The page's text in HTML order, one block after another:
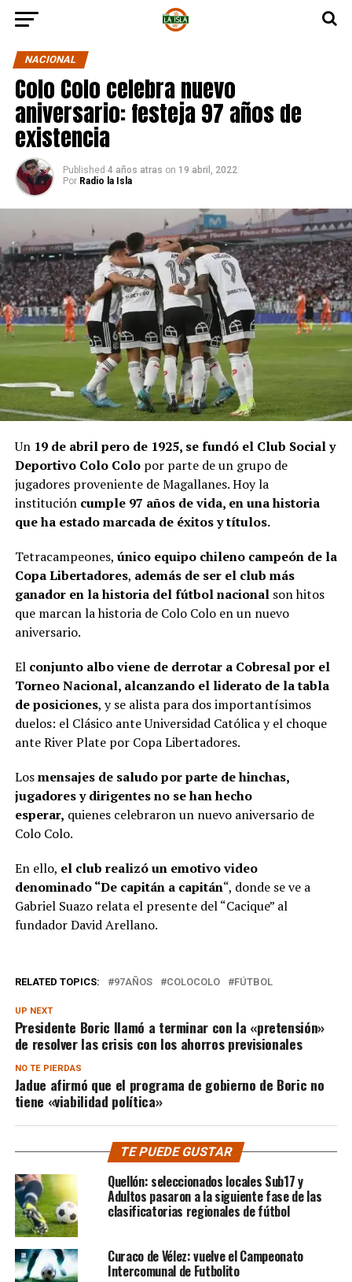
NACIONAL
Colo Colo celebra nuevo
aniversario: festeja 97 años de
existencia
Published 4 años atras on 19 abril, 2022
Por Radio la Isla
Un 19 de abril pero de 1925, se fundó el Club Social y
Deportivo Colo Colopor parte de un grupo de
jugadores proveniente de Magallanes. Hoy la
institución cumple 97 años de vida, en una historia
que ha estado marcada de éxitos y títulos.
Tetracampeones, único equipo chileno campeón de la
Copa Libertadores, además de ser el club más
ganador en la historia del fútbol nacional son hitos
que marcan la historia de Colo Colo en un nuevo
aniversario.
El conjunto albo viene de derrotar a Cobresal por el
Torneo Nacional, alcanzando el liderato de la tabla
de posiciones, y se alista para dos importantísimos
duelos: el Clásico ante Universidad Católica y el choque
ante River Plate por Copa Libertadores.
Losmensajes de saludo por parte de hinchas,
jugadores y dirigentes no se han hecho
esperar, quienes celebraron un nuevo aniversario de
Colo Colo.
En ello, el club realizó un emotivo video
denominado “De capitán a capitán“, donde se ve a
Gabriel Suazo relata el presente del “Cacique” al
fundador David Arellano.
RELATED TOPICS: 97AÑOS COLOCOLO FÚTBOL
UP NEXT
Presidente Boric llamó a terminar con la «pretensión»
de resolver las crisis con los ahorros previsionales
NO TE PIERDAS
Jadue afirmó que el programa de gobierno de Boric no
tiene «viabilidad política»
TE PUEDE GUSTAR
Quellón: seleccionados locales Sub17 y
Adultos pasaron a la siguiente fase de las
clasificatorias regionales de fútbol
Curaco de Vélez: vuelve el Campeonato
Intercomunal de Futbolito